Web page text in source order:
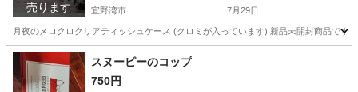
売ります 宜野湾市 7月29日
月夜のメロクロクリアティッシュケース (クロミが入っています) 新品未開封商品です
沖縄 宜野湾市 おもちゃ
スヌーピーのコップ
750円